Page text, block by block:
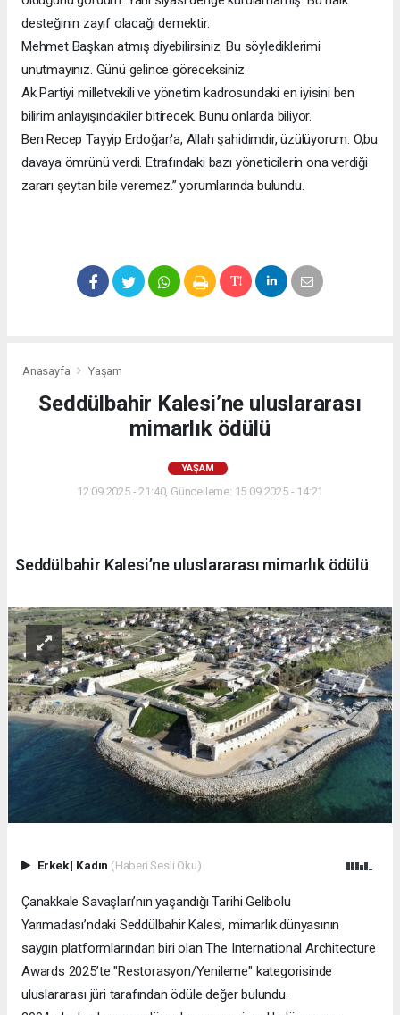
desteğinin zayıf olacağı demektir.
Mehmet Başkan atmış diyebilirsiniz. Bu söylediklerimi
unutmayınız. Günü gelince göreceksiniz.
Ak Partiyi milletvekili ve yönetim kadrosundaki en iyisini ben
bilirim anlayışındakiler bitirecek. Bunu onlarda biliyor.
Ben Recep Tayyip Erdoğan'a, Allah şahidimdir, üzülüyorum. O,bu
davaya ömrünü verdi. Etrafındaki bazı yöneticilerin ona verdiği
zararı şeytan bile veremez.” yorumlarında bulundu.
Anasayfa Yaşam
Seddülbahir Kalesi’ne uluslararası
mimarlık ödülü
YAŞAM
12.09.2025 - 21:40, Güncelleme: 15.09.2025 - 14:21
Seddülbahir Kalesi’ne uluslararası mimarlık ödülü
Erkek| Kadın (Haberi Sesli Oku)
Çanakkale Savaşları’nın yaşandığı Tarihi Gelibolu
Yarımadası’ndaki Seddülbahir Kalesi, mimarlık dünyasının
saygın platformlarından biri olan The International Architecture
Awards 2025’te "Restorasyon/Yenileme" kategorisinde
uluslararası jüri tarafından ödüle değer bulundu.